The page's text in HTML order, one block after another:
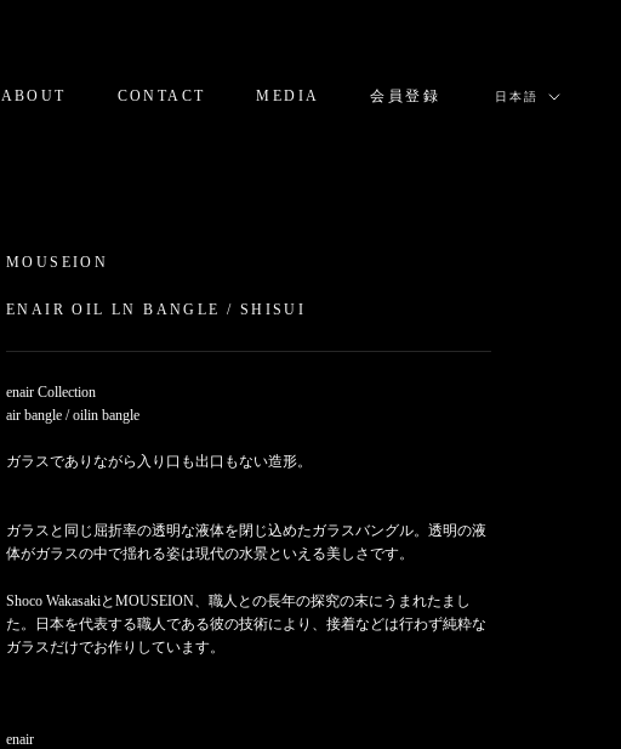
ABOUT CONTACT MEDIA 会員登録
言
日本語
MOUSEION
ENAIR OIL LN BANGLE / SHISUI
enair Collection
air bangle / oilin bangle
ガラスでありながら入り口も出口もない造形。
ガラスと同じ屈折率の透明な液体を閉じ込めたガラスバングル。透明の液
体がガラスの中で揺れる姿は現代の水景といえる美しさです。
Shoco WakasakiとMOUSEION、職人との長年の探究の末にうまれたまし
た。日本を代表する職人である彼の技術により、接着などは行わず純粋な
ガラスだけでお作りしています。
enair